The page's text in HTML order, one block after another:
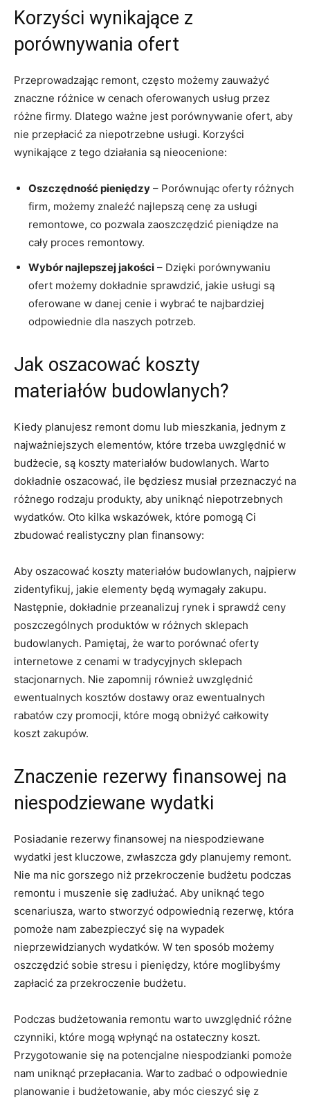
Korzyści wynikające z
porównywania ofert
Przeprowadzając remont, ⁤często możemy zauważyć⁣
znaczne różnice w cenach oferowanych⁤ usług przez
różne firmy. Dlatego ważne jest porównywanie ofert, aby
nie‍ przepłacić za niepotrzebne⁢ usługi. Korzyści​
wynikające ⁢z tego‍ działania ​są ⁢nieocenione:
Oszczędność ⁢pieniędzy – Porównując oferty różnych
⁢firm, możemy znaleźć najlepszą cenę za usługi
remontowe, co pozwala⁤ zaoszczędzić ​pieniądze na
cały​ proces remontowy.
Wybór ⁢najlepszej jakości – Dzięki porównywaniu ​
ofert możemy⁢ dokładnie sprawdzić, jakie usługi są
oferowane‍ w danej cenie i ⁤wybrać te⁤ najbardziej​
odpowiednie dla naszych potrzeb.
Jak oszacować koszty
materiałów⁣ budowlanych?
Kiedy planujesz⁢ remont domu lub mieszkania, jednym z
najważniejszych ⁤elementów, które trzeba​ uwzględnić w
budżecie, są koszty materiałów budowlanych. Warto​
dokładnie​ oszacować,‌ ile będziesz ‌musiał przeznaczyć na
różnego rodzaju produkty, aby ‌uniknąć niepotrzebnych
⁢wydatków. Oto kilka⁤ wskazówek, które ‌pomogą Ci
zbudować realistyczny plan finansowy:
Aby oszacować koszty materiałów budowlanych, najpierw
zidentyfikuj, jakie elementy będą wymagały zakupu.
⁤Następnie, dokładnie przeanalizuj rynek i sprawdź ceny
poszczególnych produktów ​w różnych sklepach
budowlanych. Pamiętaj, że warto porównać oferty
internetowe z cenami w‌ tradycyjnych sklepach
stacjonarnych. Nie zapomnij również uwzględnić
ewentualnych kosztów dostawy⁣ oraz ‍ewentualnych
rabatów czy promocji,⁣ które mogą obniżyć⁣ całkowity
koszt zakupów.
Znaczenie rezerwy⁢ finansowej na
niespodziewane wydatki
Posiadanie rezerwy ‌finansowej na niespodziewane
wydatki ⁣jest kluczowe, zwłaszcza gdy planujemy remont.
Nie ma nic​ gorszego⁢ niż​ przekroczenie ‍budżetu podczas
remontu i ⁣muszenie ⁣się zadłużać.‍ Aby uniknąć tego
scenariusza, warto stworzyć odpowiednią⁢ rezerwę, która‍
pomoże nam zabezpieczyć się na ‌wypadek
nieprzewidzianych wydatków. W ⁢ten sposób możemy⁢
oszczędzić​ sobie ‍stresu ‍i⁢ pieniędzy,⁣ które⁢ moglibyśmy‌
zapłacić za przekroczenie budżetu.
Podczas budżetowania remontu warto uwzględnić‍ różne
‍czynniki, ⁣które mogą wpłynąć na‍ ostateczny‌ koszt.
Przygotowanie się na potencjalne niespodzianki pomoże
nam uniknąć ​przepłacania. Warto zadbać o odpowiednie
⁣planowanie ​i budżetowanie, aby móc cieszyć się z